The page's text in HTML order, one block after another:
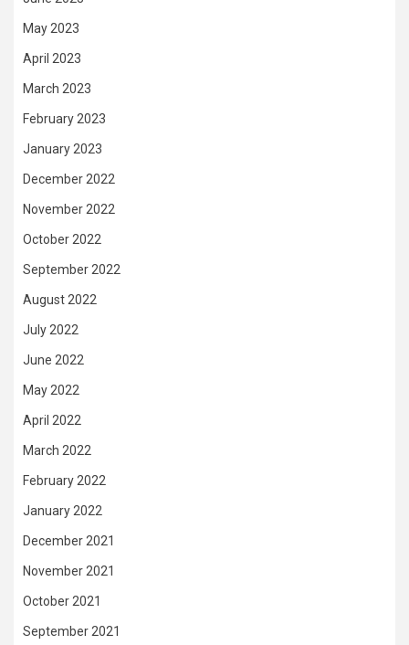
May 2023
April 2023
March 2023
February 2023
January 2023
December 2022
November 2022
October 2022
September 2022
August 2022
July 2022
June 2022
May 2022
April 2022
March 2022
February 2022
January 2022
December 2021
November 2021
October 2021
September 2021